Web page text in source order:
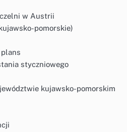
w Austrii
pomorskie)
styczniowego
kujawsko-pomorskim